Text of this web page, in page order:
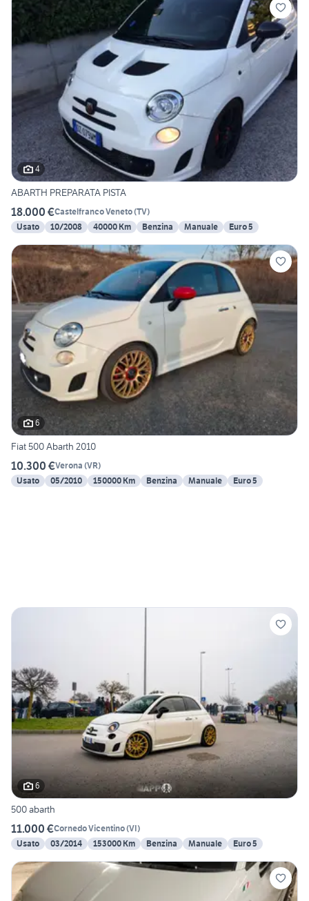
4
ABARTH PREPARATA PISTA
18.000 €Castelfranco Veneto(TV)
Usato
10/2008 40000 Km Benzina Manuale Euro 5
6
Fiat 500 Abarth 2010
10.300 €Verona (VR)
Usato
05/2010 150000 Km Benzina Manuale Euro 5
6
500 abarth
11.000 €Cornedo Vicentino(VI)
Usato
03/2014 153000 Km Benzina Manuale Euro 5